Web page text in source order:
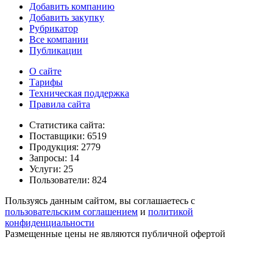
Добавить компанию
Добавить закупку
Рубрикатор
Все компании
Публикации
О сайте
Тарифы
Техническая поддержка
Правила сайта
Статистика сайта:
Поставщики: 6519
Продукция: 2779
Запросы: 14
Услуги: 25
Пользователи: 824
Пользуясь данным сайтом, вы соглашаетесь с
пользовательским соглашением и политикой
конфиденциальности
Размещенные цены не являются публичной офертой